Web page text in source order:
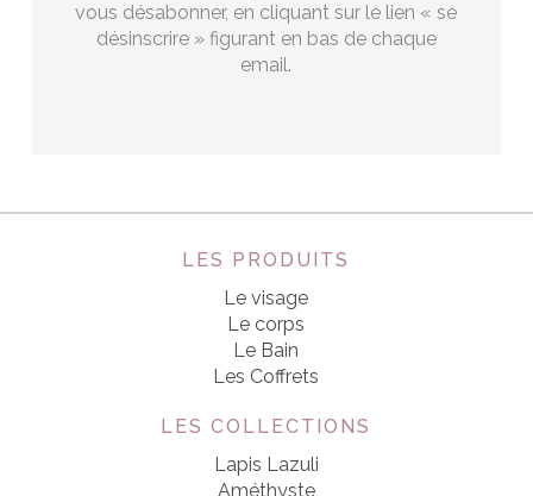
vous désabonner, en cliquant sur le lien « se
désinscrire » figurant en bas de chaque
email.
LES PRODUITS
Le visage
Le corps
Le Bain
Les Coffrets
LES COLLECTIONS
Lapis Lazuli
Améthyste